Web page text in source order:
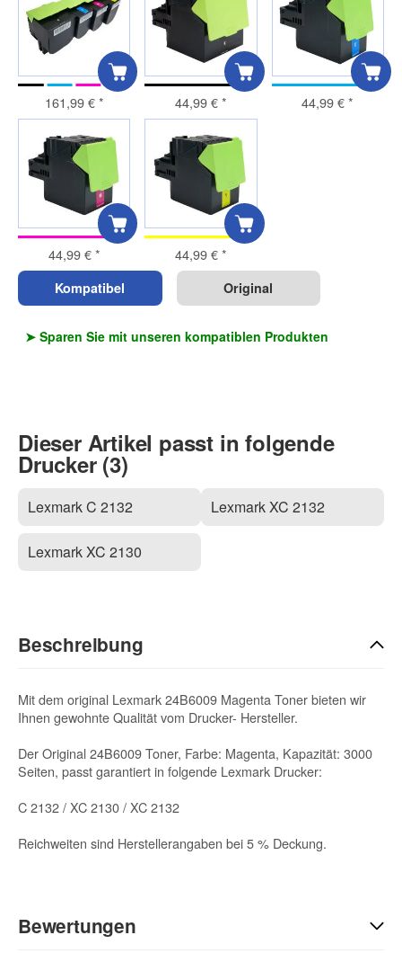
161,99 €* 44,99 €* 44,99 €*
44,99 €* 44,99 €*
Kompatibel Original
➤ Sparen Sie mit unseren kompatiblen Produkten
Dieser Artikel passt in folgende
Drucker (3)
Lexmark C 2132
Lexmark XC 2130
Lexmark XC 2132
Beschreibung
Mit dem original Lexmark 24B6009 Magenta Toner bieten wir
Ihnen gewohnte Qualität vom Drucker- Hersteller.
Der Original 24B6009 Toner, Farbe: Magenta, Kapazität: 3000
Seiten, passt garantiert in folgende Lexmark Drucker:
C 2132 / XC 2130 / XC 2132
Reichweiten sind Herstellerangaben bei 5 % Deckung.
Bewertungen